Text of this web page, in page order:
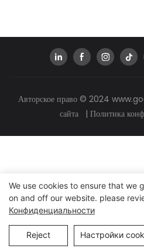
Авторское право © 2024
сайта
| Политика
We use cookies to ensure that we
on and off our website. please
Конфиденциальности
Reject Настройки